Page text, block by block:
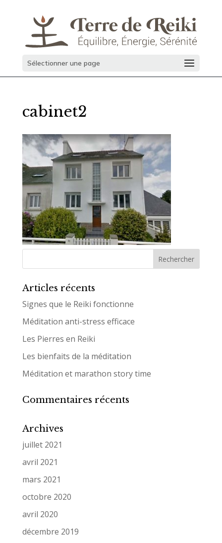
Sélectionner une page
cabinet2
Articles récents
Signes que le Reiki fonctionne
Méditation anti-stress efficace
Les Pierres en Reiki
Les bienfaits de la méditation
Méditation et marathon story time
Commentaires récents
Archives
juillet 2021
avril 2021
mars 2021
octobre 2020
avril 2020
décembre 2019